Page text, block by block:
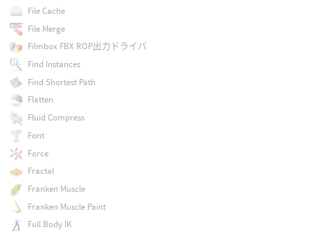
File Cache
File Merge
Filmbox FBX ROP出力ドライバ
Find Instances
Find Shortest Path
Flatten
Fluid Compress
Font
Force
Fractal
Franken Muscle
Franken Muscle Paint
Full Body IK